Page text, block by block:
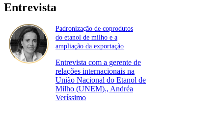
Entrevista
Padronização de coprodutos
do etanol de milho e a
ampliação da exportação
Entrevista com a gerente de
relações internacionais na
União Nacional do Etanol de
Milho (UNEM)., Andréa
Veríssimo